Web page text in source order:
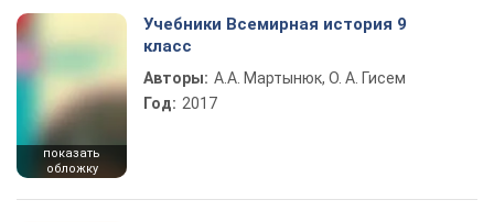
показать
обложку
Учебники Всемирная история 9
класс
Авторы: А.А. Мартынюк, О. А. Гисем
Год: 2017